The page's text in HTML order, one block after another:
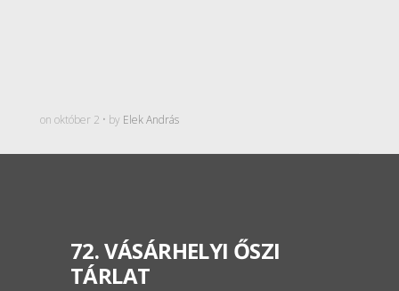
on október 2 • by Elek András
72. VÁSÁRHELYI ŐSZI
TÁRLAT